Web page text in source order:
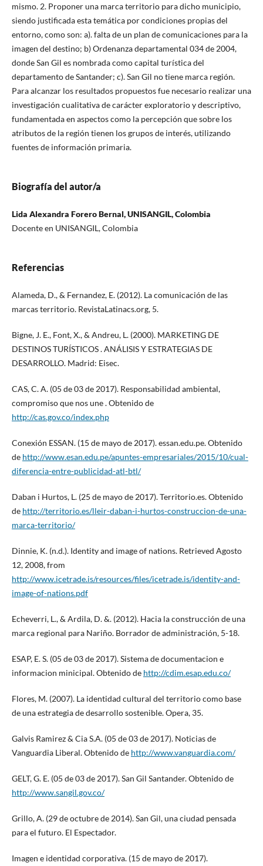
mismo. 2. Proponer una marca territorio para dicho municipio,
siendo justificada esta temática por condiciones propias del
entorno, como son: a). falta de un plan de comunicaciones para la
imagen del destino; b) Ordenanza departamental 034 de 2004,
donde San Gil es nombrada como capital turística del
departamento de Santander; c). San Gil no tiene marca región.
Para alcanzar los resultados propuestos fue necesario realizar una
investigación cualitativa de carácter exploratorio y descriptivo,
fundamentada en aspectos como la percepción que sobre los
atributos de la región tienen los grupos de interés, utilizando
fuentes de información primaria.
Biografía del autor/a
Lida Alexandra Forero Bernal, UNISANGIL, Colombia
Docente en UNISANGIL, Colombia
Referencias
Alameda, D., & Fernandez, E. (2012). La comunicación de las
marcas territorio. RevistaLatinacs.org, 5.
Bigne, J. E., Font, X., & Andreu, L. (2000). MARKETING DE
DESTINOS TURÍSTICOS . ANÁLISIS Y ESTRATEGIAS DE
DESARROLLO. Madrid: Eisec.
CAS, C. A. (05 de 03 de 2017). Responsabilidad ambiental,
compromiso que nos une . Obtenido de
http://cas.gov.co/index.php
Conexión ESSAN. (15 de mayo de 2017). essan.edu.pe. Obtenido
de http://www.esan.edu.pe/apuntes-empresariales/2015/10/cual-
diferencia-entre-publicidad-atl-btl/
Daban i Hurtos, L. (25 de mayo de 2017). Territorio.es. Obtenido
de http://territorio.es/lleir-daban-i-hurtos-construccion-de-una-
marca-territorio/
Dinnie, K. (n.d.). Identity and image of nations. Retrieved Agosto
12, 2008, from
http://www.icetrade.is/resources/files/icetrade.is/identity-and-
image-of-nations.pdf
Echeverri, L., & Ardila, D. &. (2012). Hacia la construcción de una
marca regional para Nariño. Borrador de administración, 5-18.
ESAP, E. S. (05 de 03 de 2017). Sistema de documentacion e
informacion minicipal. Obtenido de http://cdim.esap.edu.co/
Flores, M. (2007). La identidad cultural del territorio como base
de una estrategia de desarrollo sostenible. Opera, 35.
Galvis Ramirez & Cia S.A. (05 de 03 de 2017). Noticias de
Vanguardia Liberal. Obtenido de http://www.vanguardia.com/
GELT, G. E. (05 de 03 de 2017). San Gil Santander. Obtenido de
http://www.sangil.gov.co/
Grillo, A. (29 de octubre de 2014). San Gil, una ciudad pensada
para el futuro. El Espectador.
Imagen e identidad corporativa. (15 de mayo de 2017).